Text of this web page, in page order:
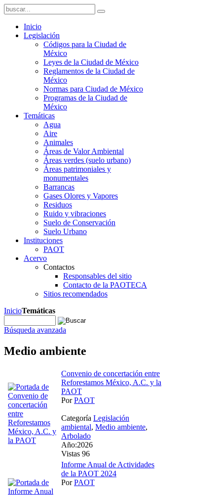
Inicio
Legislación
Códigos para la Ciudad de
México
Leyes de la Ciudad de México
Reglamentos de la Ciudad de
México
Normas para Ciudad de México
Programas de la Ciudad de
México
Temáticas
Agua
Aire
Animales
Áreas de Valor Ambiental
Áreas verdes (suelo urbano)
Áreas patrimoniales y
monumentales
Barrancas
Gases Olores y Vapores
Residuos
Ruido y vibraciones
Suelo de Conservación
Suelo Urbano
Instituciones
PAOT
Acervo
Contactos
Responsables del sitio
Contacto de la PAOTECA
Sitios recomendados
InicioTemáticas
Búsqueda avanzada
Medio ambiente
Convenio de concertación entre
Reforestamos México, A.C. y la
PAOT
PorPAOT
Categoría Legislación
ambiental, Medio ambiente,
Arbolado
Año:2026
Vistas 96
Informe Anual de Actividades
de la PAOT 2024
PorPAOT